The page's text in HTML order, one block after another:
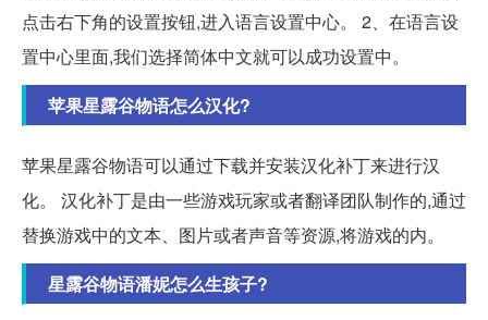
点击右下角的设置按钮,进入语言设置中心。 2、在语言设
置中心里面,我们选择简体中文就可以成功设置中。
苹果星露谷物语怎么汉化?
苹果星露谷物语可以通过下载并安装汉化补丁来进行汉
化。 汉化补丁是由一些游戏玩家或者翻译团队制作的,通过
替换游戏中的文本、图片或者声音等资源,将游戏的内。
星露谷物语潘妮怎么生孩子?